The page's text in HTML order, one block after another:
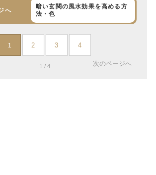
へ
暗い玄関の風水効果を高める方
法・色
1 2 3 4
1 / 4 次のページへ